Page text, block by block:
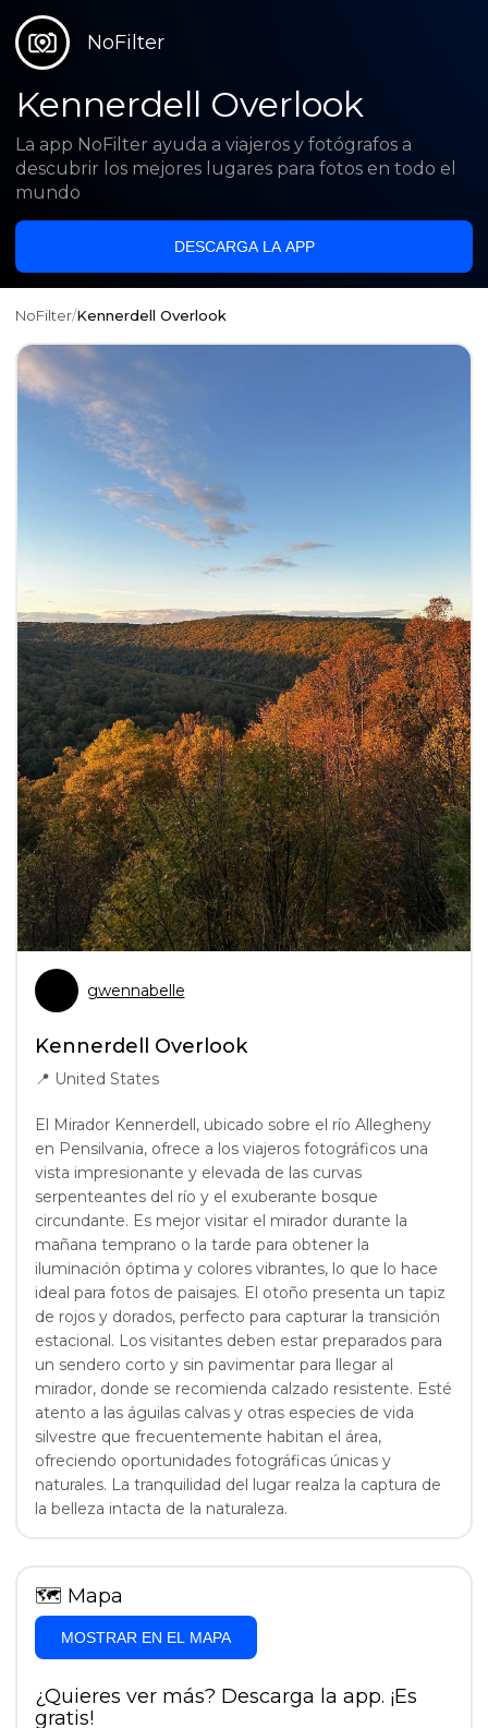
NoFilter
Kennerdell Overlook
La app NoFilter ayuda a viajeros y fotógrafos a
descubrir los mejores lugares para fotos en todo el
mundo
DESCARGA LA APP
NoFilter/Kennerdell Overlook
gwennabelle
Kennerdell Overlook
📍 United States
El Mirador Kennerdell, ubicado sobre el río Allegheny
en Pensilvania, ofrece a los viajeros fotográficos una
vista impresionante y elevada de las curvas
serpenteantes del río y el exuberante bosque
circundante. Es mejor visitar el mirador durante la
mañana temprano o la tarde para obtener la
iluminación óptima y colores vibrantes, lo que lo hace
ideal para fotos de paisajes. El otoño presenta un tapiz
de rojos y dorados, perfecto para capturar la transición
estacional. Los visitantes deben estar preparados para
un sendero corto y sin pavimentar para llegar al
mirador, donde se recomienda calzado resistente. Esté
atento a las águilas calvas y otras especies de vida
silvestre que frecuentemente habitan el área,
ofreciendo oportunidades fotográficas únicas y
naturales. La tranquilidad del lugar realza la captura de
la belleza intacta de la naturaleza.
🗺 Mapa
MOSTRAR EN EL MAPA
¿Quieres ver más? Descarga la app. ¡Es
gratis!